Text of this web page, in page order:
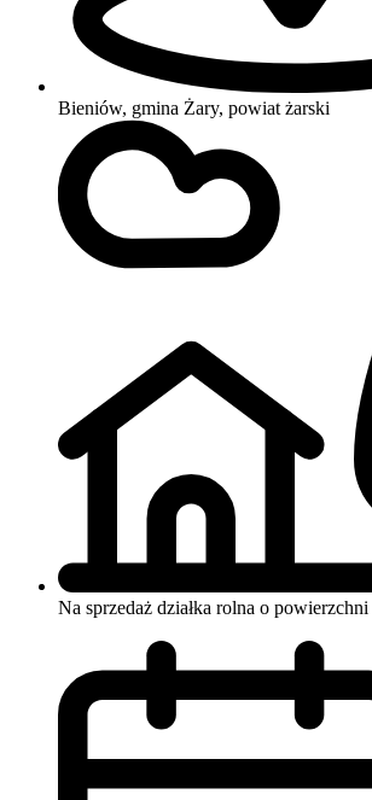
Bieniów, gmina Żary, powiat żarski
Na sprzedaż działka rolna o